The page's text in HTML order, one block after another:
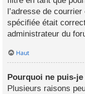
l’adresse de
spécifiée était
administrateur du
Haut
Pourquoi ne puis-
Plusieurs raisons